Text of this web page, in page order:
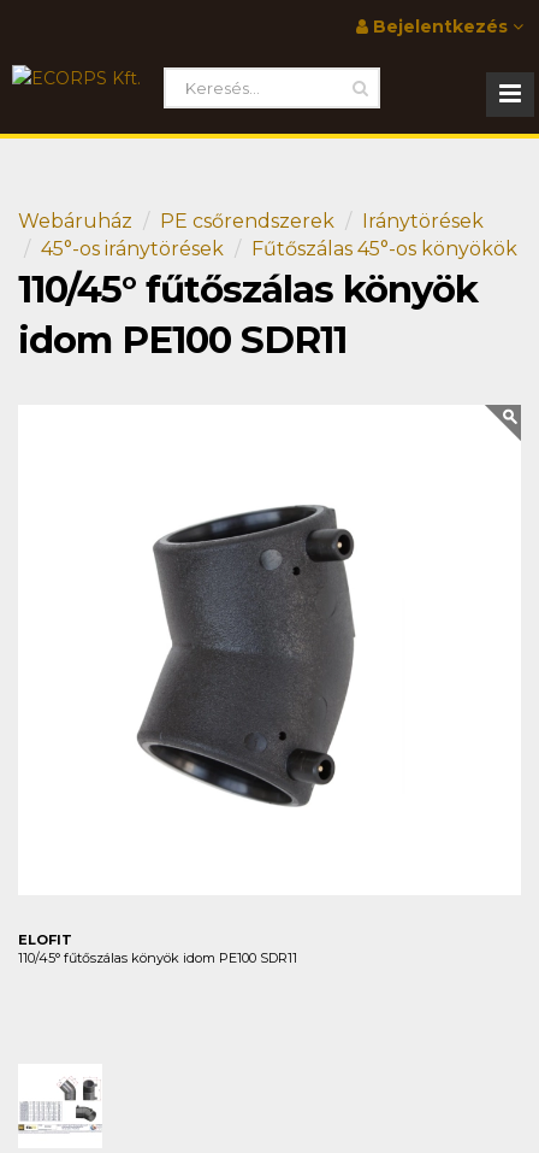
Bejelentkezés
Webáruház PE csőrendszerek
Iránytörések
45°-os iránytörések
Fűtőszálas 45°-os könyökök
110/45° fűtőszálas könyök
idom PE100 SDR11
ELOFIT
110/45° fűtőszálas könyök idom PE100 SDR11